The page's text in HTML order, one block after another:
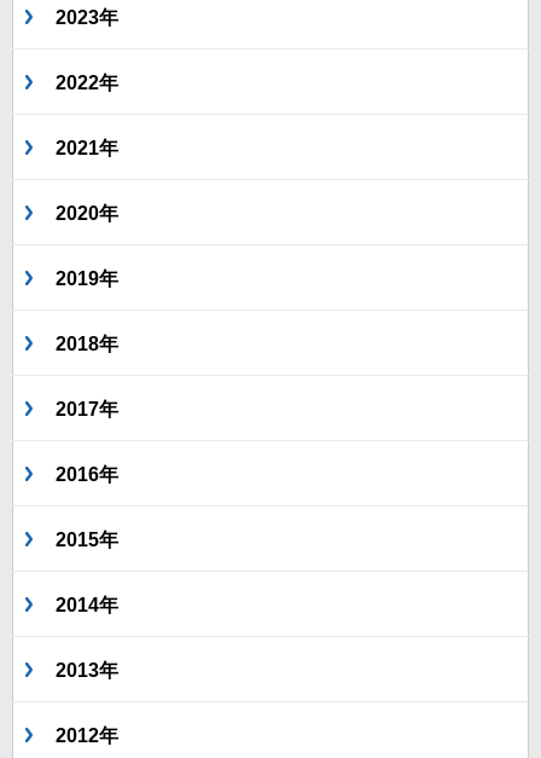
2023年
2022年
2021年
2020年
2019年
2018年
2017年
2016年
2015年
2014年
2013年
2012年